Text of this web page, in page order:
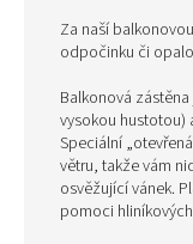
Za naší
odpočinku či
Balkonová
vysokou hustotou)
Speciální
větru, takže vám
osvěžující vánek.
pomoci